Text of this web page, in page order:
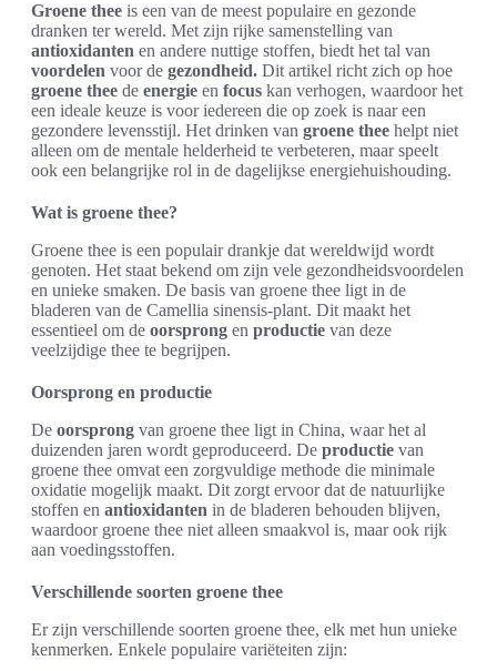
Groene thee is een van de meest populaire en gezonde
dranken ter wereld. Met zijn rijke samenstelling van
antioxidanten en andere nuttige stoffen, biedt het tal van
voordelen voor de gezondheid. Dit artikel richt zich op hoe
groene thee de energie en focus kan verhogen, waardoor het
een ideale keuze is voor iedereen die op zoek is naar een
gezondere levensstijl. Het drinken van groene thee helpt niet
alleen om de mentale helderheid te verbeteren, maar speelt
ook een belangrijke rol in de dagelijkse energiehuishouding.
Wat is groene thee?
Groene thee is een populair drankje dat wereldwijd wordt
genoten. Het staat bekend om zijn vele gezondheidsvoordelen
en unieke smaken. De basis van groene thee ligt in de
bladeren van de Camellia sinensis-plant. Dit maakt het
essentieel om de oorsprong en productie van deze
veelzijdige thee te begrijpen.
Oorsprong en productie
De oorsprong van groene thee ligt in China, waar het al
duizenden jaren wordt geproduceerd. De productie van
groene thee omvat een zorgvuldige methode die minimale
oxidatie mogelijk maakt. Dit zorgt ervoor dat de natuurlijke
stoffen en antioxidanten in de bladeren behouden blijven,
waardoor groene thee niet alleen smaakvol is, maar ook rijk
aan voedingsstoffen.
Verschillende soorten groene thee
Er zijn verschillende soorten groene thee, elk met hun unieke
kenmerken. Enkele populaire variëteiten zijn: